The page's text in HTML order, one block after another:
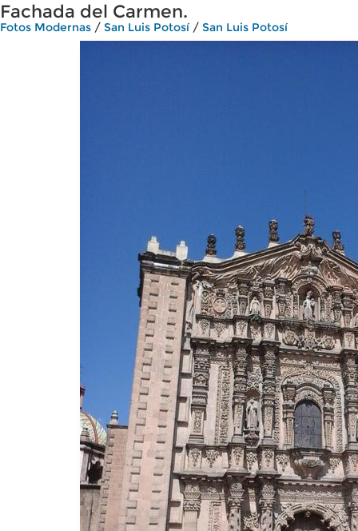
Fachada del Carmen.
Fotos Modernas / San Luis Potosí / San Luis Potosí